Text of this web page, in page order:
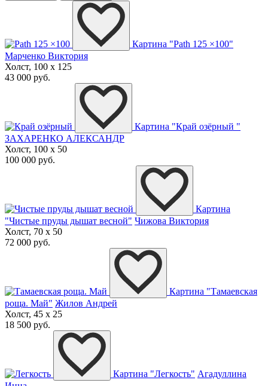
Картина "Path 125 ×100"
Марченко Виктория
Холст, 100 x 125
43 000 руб.
Картина "Край озёрный "
ЗАХАРЕНКО АЛЕКСАНДР
Холст, 100 x 50
100 000 руб.
Картина
"Чистые пруды дышат весной" Чижова Виктория
Холст, 70 x 50
72 000 руб.
Картина "Тамаевская
роща. Май" Жилов Андрей
Холст, 45 x 25
18 500 руб.
Картина "Легкость" Агадуллина